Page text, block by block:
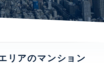
リアのマンション